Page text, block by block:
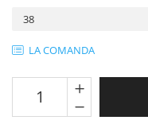
Armuri
Protectii coloana
Protectii umeri/coate/solduri
Protectii genunchi
LA COMANDA